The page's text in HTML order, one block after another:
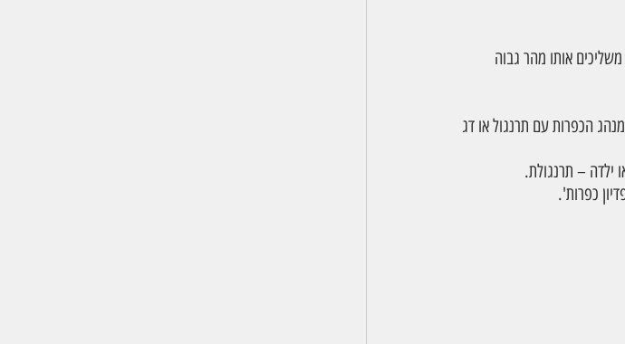
אותו מהר גבוה
הכפרות עם תרנגול או דג
ילדה – תרנגולת.
כפרות'.